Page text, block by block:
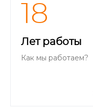
18
Лет работы
Как мы работаем?